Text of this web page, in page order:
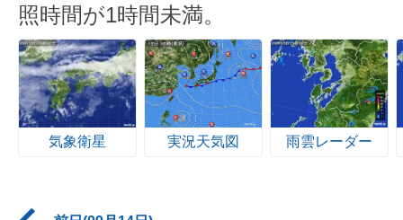
照時間が1時間未満。
気象衛星 実況天気図 雨雲レーダー